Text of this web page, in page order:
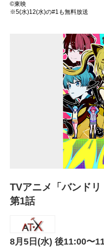
©東映
※5(水)12(水)の#1も無料放送
TVアニメ「バンドリ
第1話
8月5日(水) 後11:00〜